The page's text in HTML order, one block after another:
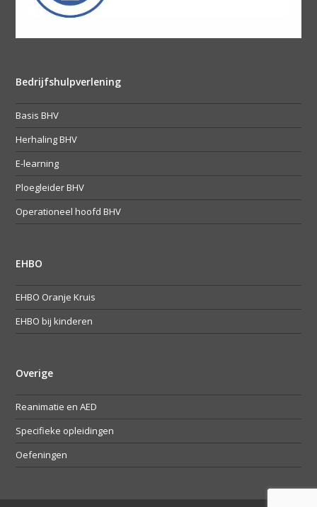
Bedrijfshulpverlening
Basis BHV
Herhaling BHV
E-learning
Ploegleider BHV
Operationeel hoofd BHV
EHBO
EHBO Oranje Kruis
EHBO bij kinderen
Overige
Reanimatie en AED
Specifieke opleidingen
Oefeningen